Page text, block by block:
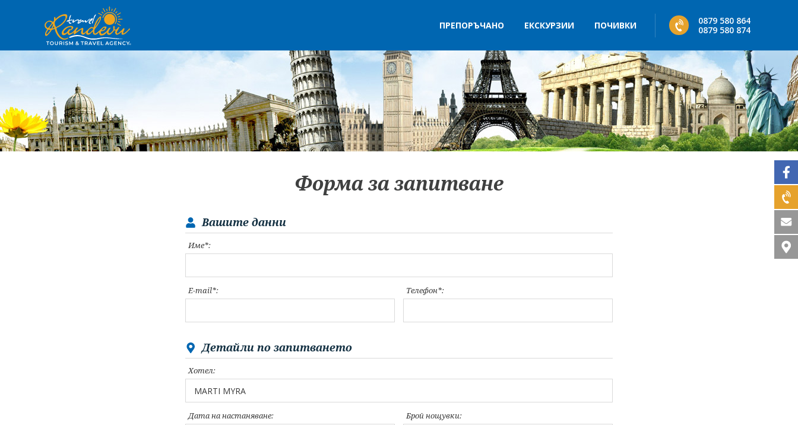
ПРЕПОРЪЧАНО ЕКСКУРЗИИ ПОЧИВКИ
0879 580 864
0879 580 874
Форма за запитване
Вашите данни
Име*:
E-mail*: Телефон*:
Детайли по запитването
Хотел:
Дата на настаняване: Брой нощувки: